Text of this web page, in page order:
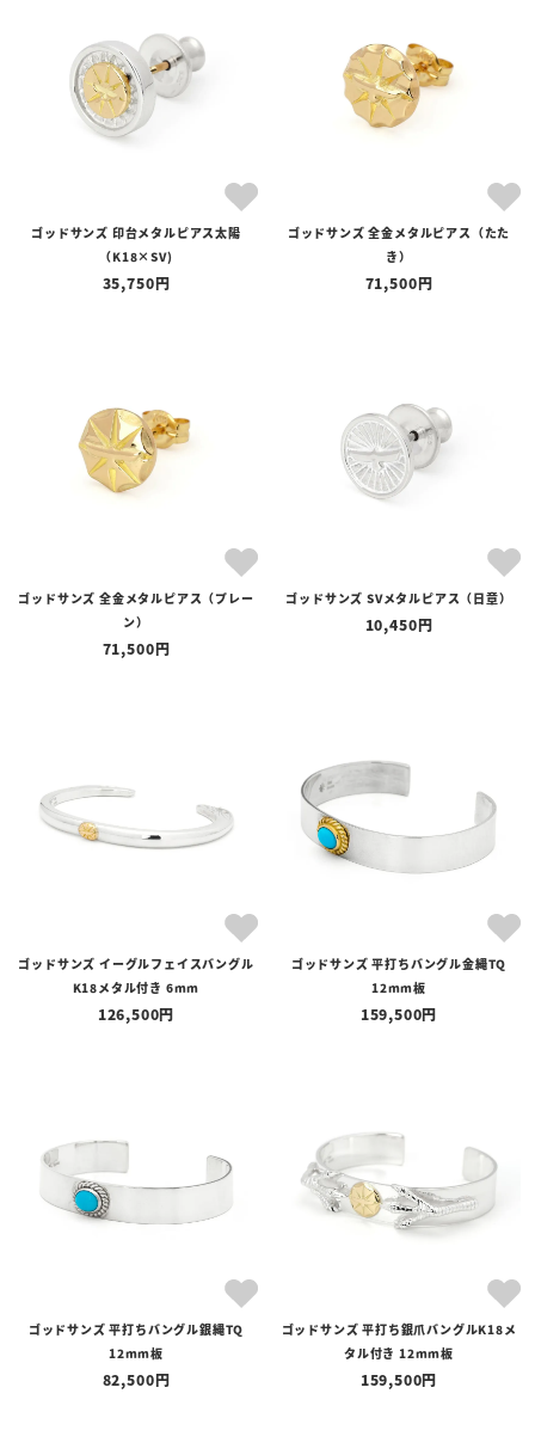
ゴッドサンズ 印台メタルピアス太陽
（K18×SV)
35,750
ゴッドサンズ 全金メタルピアス（たた
き）
71,500
ゴッドサンズ 全金メタルピアス（プレー
ン）
71,500
ゴッドサンズ SVメタルピアス（日章）
10,450
ゴッドサンズ イーグルフェイスバングル
K18メタル付き 6mm
126,500
ゴッドサンズ 平打ちバングル金縄TQ
12mm板
159,500
ゴッドサンズ 平打ちバングル銀縄TQ
12mm板
82,500
ゴッドサンズ 平打ち銀爪バングルK18メ
タル付き 12mm板
159,500